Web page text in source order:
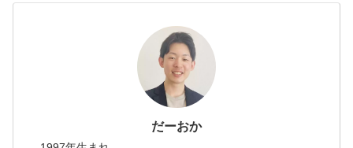
だーおか